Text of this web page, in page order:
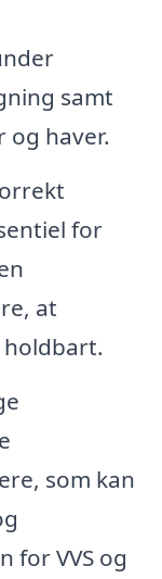
samt
haver.
for
at
som kan
for VVS og